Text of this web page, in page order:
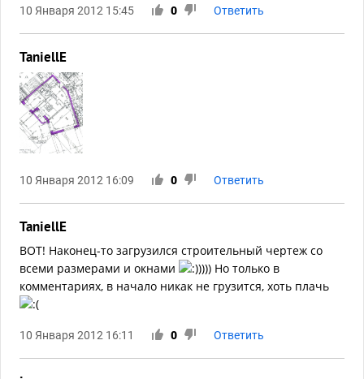
10 Января 2012 15:45 0 Ответить
TaniellE
10 Января 2012 16:09 0 Ответить
TaniellE
ВОТ! Наконец-то загрузился строительный чертеж со
всеми размерами и окнами
)))) Но только в
комментариях, в начало никак не грузится, хоть плачь
10 Января 2012 16:11 0 Ответить